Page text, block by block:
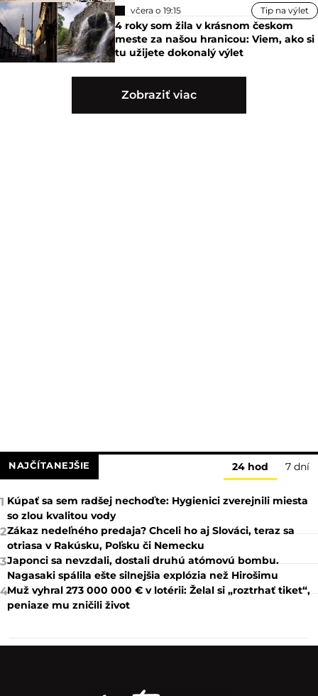
včera o 19:15 Tip na výlet
4 roky som žila v krásnom českom
meste za našou hranicou: Viem, ako si
tu užijete dokonalý výlet
Zobraziť viac
NAJČÍTANEJŠIE 24 hod 7 dní
1 Kúpať sa sem radšej nechoďte: Hygienici zverejnili miesta
so zlou kvalitou vody
2Zákaz nedeľného predaja? Chceli ho aj Slováci, teraz sa
otriasa v Rakúsku, Poľsku či Nemecku
3Japonci sa nevzdali, dostali druhú atómovú bombu.
Nagasaki spálila ešte silnejšia explózia než Hirošimu
4Muž vyhral 273 000 000 € v lotérii: Želal si „roztrhať tiket“,
peniaze mu zničili život